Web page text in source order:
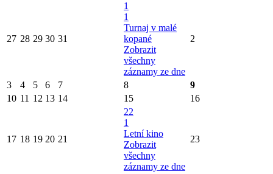
27 28 29 30 31
1
1
Turnaj v malé
kopané
Zobrazit
všechny
záznamy ze dne
2
3 4 5 6 7 8
9
10 11 12 13 14 15 16
17 18 19 20 21
22
1
Letní kino
Zobrazit
všechny
záznamy ze dne
23